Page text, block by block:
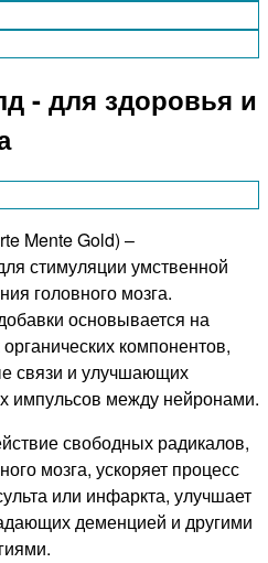
- для здоровья и
Mente Gold) –
стимуляции умственной
головного мозга.
основывается на
компонентов,
связи и улучшающих
импульсов между нейронами.
свободных радикалов,
мозга, ускоряет процесс
или инфаркта, улучшает
деменцией и другими